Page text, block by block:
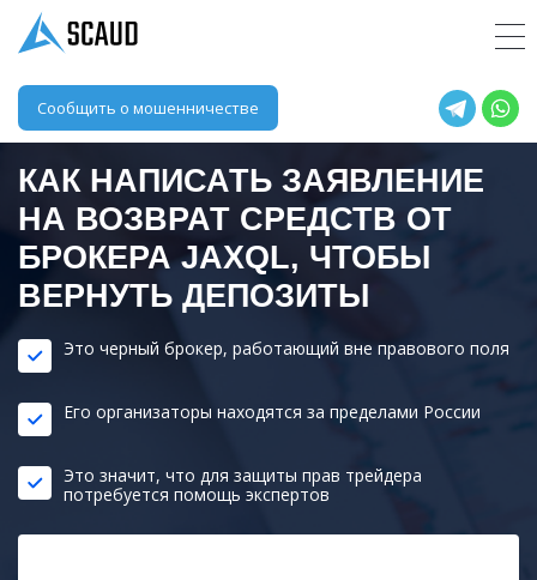
Сообщить о мошенничестве
КАК НАПИСАТЬ ЗАЯВЛЕНИЕ
НА ВОЗВРАТ СРЕДСТВ ОТ
БРОКЕРАJAXQL, ЧТОБЫ
ВЕРНУТЬ ДЕПОЗИТЫ
Это черный брокер, работающий вне правового поля
Его организаторы находятся за пределами России
Это значит, что для защиты прав трейдера
потребуется помощь экспертов